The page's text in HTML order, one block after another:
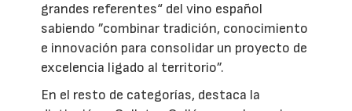
grandes referentes“ del vino español
sabiendo ”combinar tradición, conocimiento
e innovación para consolidar un proyecto de
excelencia ligado al territorio”.
En el resto de categorías, destaca la